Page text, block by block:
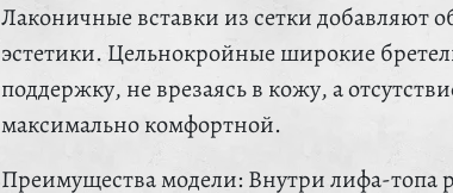
Лаконичные вставки из сетки добавляют
эстетики. Цельнокройные широкие
поддержку, не врезаясь в кожу, а
максимально комфортной.
Преимущества модели: Внутри лифа-топа